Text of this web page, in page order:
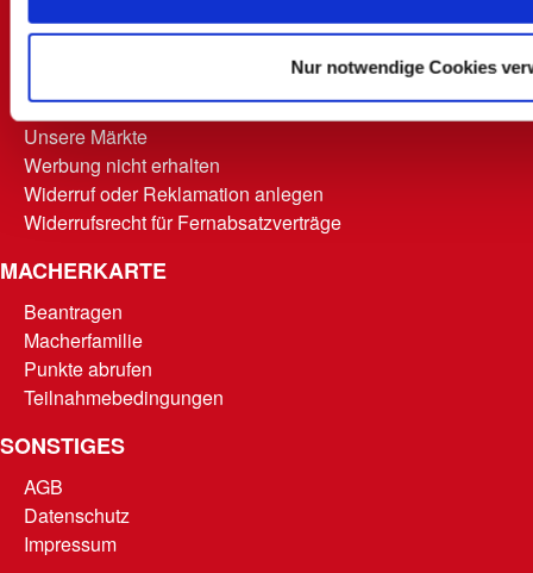
Nur notwendige Cookies
Hinweise zur Entsorgung und Rücknahme
Rücksendung
Unsere Märkte
Werbung nicht erhalten
Widerruf oder Reklamation anlegen
Widerrufsrecht für Fernabsatzverträge
MACHERKARTE
Beantragen
Macherfamilie
Punkte abrufen
Teilnahmebedingungen
SONSTIGES
AGB
Datenschutz
Impressum